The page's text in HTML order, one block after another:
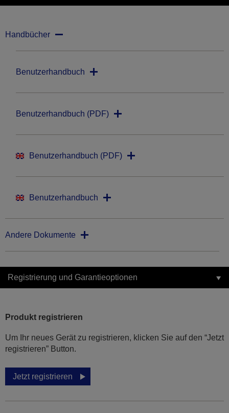
Handbücher
Benutzerhandbuch
Benutzerhandbuch (PDF)
Benutzerhandbuch (PDF)
Benutzerhandbuch
Andere Dokumente
Registrierung und Garantieoptionen
Produkt registrieren
Um Ihr neues Gerät zu registrieren, klicken Sie auf den “Jetzt
registrieren” Button.
Jetzt registrieren